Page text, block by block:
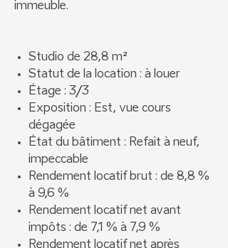
immeuble.
Studio de 28,8 m²
Statut de la location : à louer
Étage : 3/3
Exposition : Est, vue cours
dégagée
État du bâtiment : Refait à neuf,
impeccable
Rendement locatif brut : de 8,8 %
à 9,6 %
Rendement locatif net avant
impôts : de 7,1 % à 7,9 %
Rendement locatif net après